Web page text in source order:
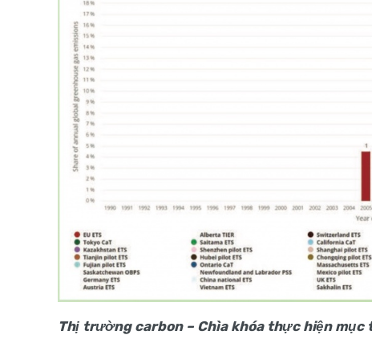
Thị trường carbon – Chìa khóa thực hiện mục